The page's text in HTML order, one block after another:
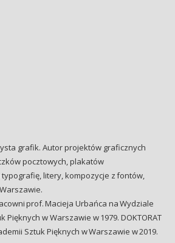
grafik. Autor projektów graficznych
pocztowych, plakatów
litery, kompozycje z fontów,
prof. Macieja Urbańca na Wydziale
Pięknych w Warszawie w 1979. DOKTORAT
Sztuk Pięknych w Warszawie w 2019.